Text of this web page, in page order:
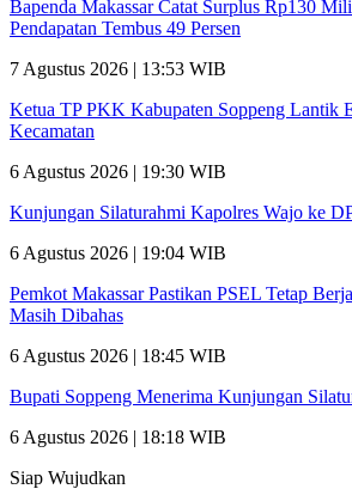
Bapenda Makassar Catat Surplus Rp130
Pendapatan Tembus 49 Persen
7 Agustus 2026 | 13:53 WIB
Ketua TP PKK Kabupaten Soppeng Lantik
Kecamatan
6 Agustus 2026 | 19:30 WIB
Kunjungan Silaturahmi Kapolres Wajo ke
6 Agustus 2026 | 19:04 WIB
Pemkot Makassar Pastikan PSEL Tetap
Masih Dibahas
6 Agustus 2026 | 18:45 WIB
Bupati Soppeng Menerima Kunjungan
6 Agustus 2026 | 18:18 WIB
Siap Wujudkan